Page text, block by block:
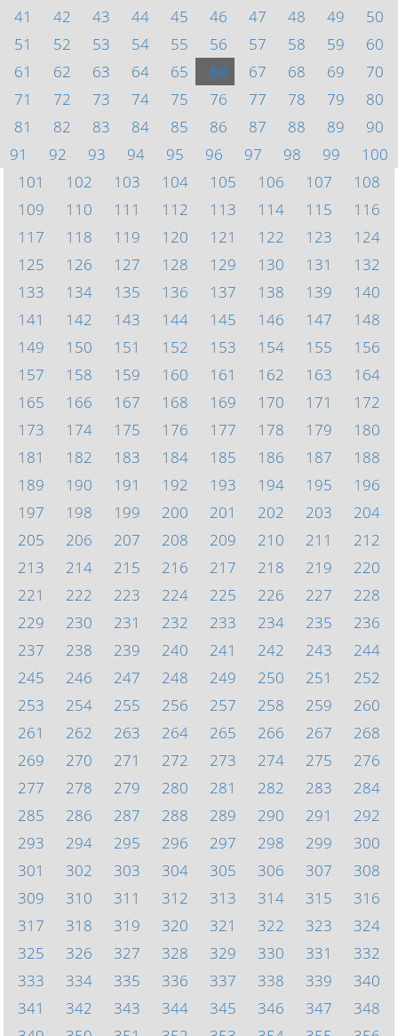
41
42 43 44 45 46 47 48 49
50
51
52 53 54 55 56 57 58 59
60
61
62 63 64 65 66 67 68 69
70
71
72 73 74 75 76 77 78 79
80
81
82 83 84 85 86 87 88 89
90
91
92 93 94 95 96 97 98 99
100
101
102 103 104 105 106 107
108
109
110 111 112 113 114 115
116
117
118 119 120 121 122 123
124
125
126 127 128 129 130 131
132
133
134 135 136 137 138 139
140
141
142 143 144 145 146 147
148
149
150 151 152 153 154 155
156
157
158 159 160 161 162 163
164
165
166 167 168 169 170 171
172
173
174 175 176 177 178 179
180
181
182 183 184 185 186 187
188
189
190 191 192 193 194 195
196
197
198 199 200 201 202 203
204
205
206 207 208 209 210 211
212
213
214 215 216 217 218 219
220
221
222 223 224 225 226 227
228
229
230 231 232 233 234 235
236
237
238 239 240 241 242 243
244
245
246 247 248 249 250 251
252
253
254 255 256 257 258 259
260
261
262 263 264 265 266 267
268
269
270 271 272 273 274 275
276
277
278 279 280 281 282 283
284
285
286 287 288 289 290 291
292
293
294 295 296 297 298 299
300
301
302 303 304 305 306 307
308
309
310 311 312 313 314 315
316
317
318 319 320 321 322 323
324
325
326 327 328 329 330 331
332
333
334 335 336 337 338 339
340
341
342 343 344 345 346 347
348